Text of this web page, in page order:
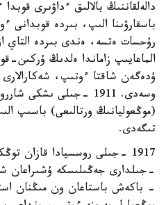
دالەلقاننىڭ بالالىق ءداۋىرى
باسقارۋىنا الىپ، بىردە قوبدانى
رۇحسات ەتسە، ەندى بىردە التاي
الماعايىپ زاماندا ەلدىڭ
ۇدەگەن شاقتا ءوتىپ،
وسەدى. 1911 -جىلى
(موڭعوليانىڭ ورتالىعى) باسىپ
تىگەدى.
-جىلدارى جەڭىلىسكە ۇشىراعان
- باكەش باستاعان ون مىڭنان